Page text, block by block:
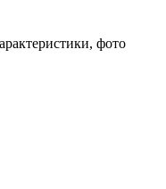
фото